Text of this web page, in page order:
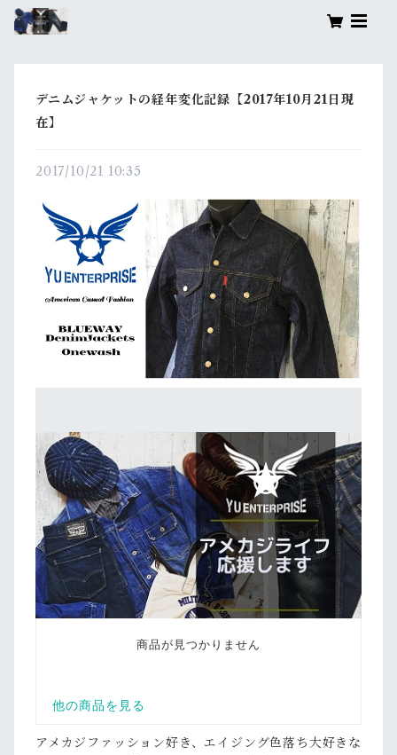
デニムジャケットの経年変化記録【2017年10月21日現
在】
2017/10/21 10:35
アメカジファッション好き、エイジング色落ち大好きな